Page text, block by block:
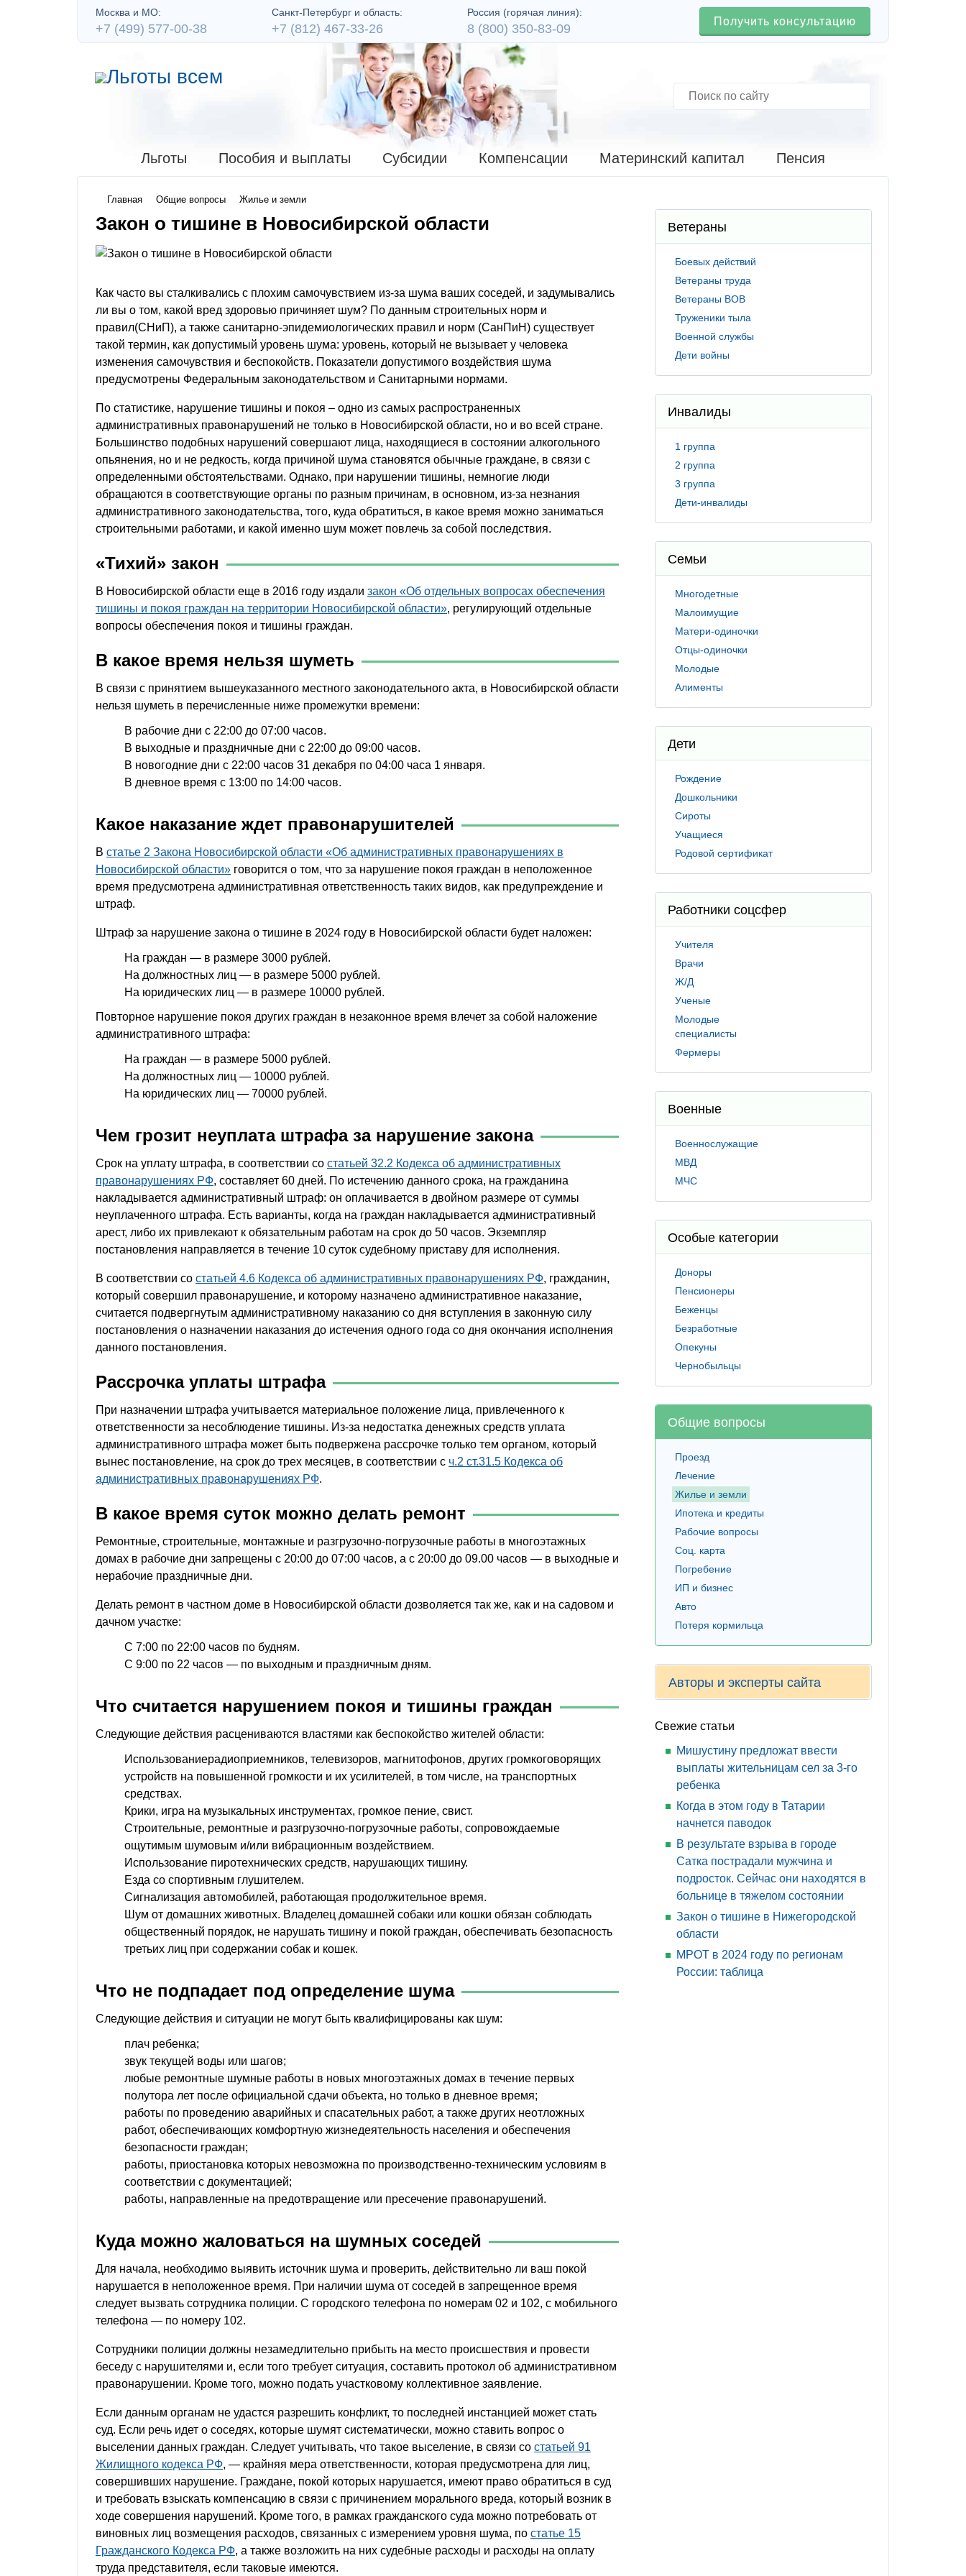
Льготы Пособия и выплаты Субсидии Компенсации Материнский капитал Пенсия
Главная Общие вопросы Жилье и земли
Закон о тишине в Новосибирской области
Как часто вы сталкивались с плохим самочувствием из-за шума ваших соседей, и задумывались
ли вы о том, какой вред здоровью причиняет шум? По данным строительных норм и
правил(СНиП), а также санитарно-эпидемиологических правил и норм (СанПиН) существует
такой термин, как допустимый уровень шума: уровень, который не вызывает у человека
изменения самочувствия и беспокойств. Показатели допустимого воздействия шума
предусмотрены Федеральным законодательством и Санитарными нормами.
По статистике, нарушение тишины и покоя – одно из самых распространенных
административных правонарушений не только в Новосибирской области, но и во всей стране.
Большинство подобных нарушений совершают лица, находящиеся в состоянии алкогольного
опьянения, но и не редкость, когда причиной шума становятся обычные граждане, в связи с
определенными обстоятельствами. Однако, при нарушении тишины, немногие люди
обращаются в соответствующие органы по разным причинам, в основном, из-за незнания
административного законодательства, того, куда обратиться, в какое время можно заниматься
строительными работами, и какой именно шум может повлечь за собой последствия.
«Тихий» закон
В Новосибирской области еще в 2016 году издали закон «Об отдельных вопросах обеспечения
тишины и покоя граждан на территории Новосибирской области», регулирующий отдельные
вопросы обеспечения покоя и тишины граждан.
В какое время нельзя шуметь
В связи с принятием вышеуказанного местного законодательного акта, в Новосибирской области
нельзя шуметь в перечисленные ниже промежутки времени:
В рабочие дни с 22:00 до 07:00 часов.
В выходные и праздничные дни с 22:00 до 09:00 часов.
В новогодние дни с 22:00 часов 31 декабря по 04:00 часа 1 января.
В дневное время с 13:00 по 14:00 часов.
Какое наказание ждет правонарушителей
В статье 2 Закона Новосибирской области «Об административных правонарушениях в
Новосибирской области» говорится о том, что за нарушение покоя граждан в неположенное
время предусмотрена административная ответственность таких видов, как предупреждение и
штраф.
Штраф за нарушение закона о тишине в 2024 году в Новосибирской области будет наложен:
На граждан — в размере 3000 рублей.
На должностных лиц — в размере 5000 рублей.
На юридических лиц — в размере 10000 рублей.
Повторное нарушение покоя других граждан в незаконное время влечет за собой наложение
административного штрафа:
На граждан — в размере 5000 рублей.
На должностных лиц — 10000 рублей.
На юридических лиц — 70000 рублей.
Чем грозит неуплата штрафа за нарушение закона
Срок на уплату штрафа, в соответствии со статьей 32.2 Кодекса об административных
правонарушениях РФ, составляет 60 дней. По истечению данного срока, на гражданина
накладывается административный штраф: он оплачивается в двойном размере от суммы
неуплаченного штрафа. Есть варианты, когда на граждан накладывается административный
арест, либо их привлекают к обязательным работам на срок до 50 часов. Экземпляр
постановления направляется в течение 10 суток судебному приставу для исполнения.
В соответствии со статьей 4.6 Кодекса об административных правонарушениях РФ, гражданин,
который совершил правонарушение, и которому назначено административное наказание,
считается подвергнутым административному наказанию со дня вступления в законную силу
постановления о назначении наказания до истечения одного года со дня окончания исполнения
данного постановления.
Рассрочка уплаты штрафа
При назначении штрафа учитывается материальное положение лица, привлеченного к
ответственности за несоблюдение тишины. Из-за недостатка денежных средств уплата
административного штрафа может быть подвержена рассрочке только тем органом, который
вынес постановление, на срок до трех месяцев, в соответствии с ч.2 ст.31.5 Кодекса об
административных правонарушениях РФ.
В какое время суток можно делать ремонт
Ремонтные, строительные, монтажные и разгрузочно-погрузочные работы в многоэтажных
домах в рабочие дни запрещены с 20:00 до 07:00 часов, а с 20:00 до 09.00 часов — в выходные и
нерабочие праздничные дни.
Делать ремонт в частном доме в Новосибирской области дозволяется так же, как и на садовом и
дачном участке:
С 7:00 по 22:00 часов по будням.
С 9:00 по 22 часов — по выходным и праздничным дням.
Что считается нарушением покоя и тишины граждан
Следующие действия расцениваются властями как беспокойство жителей области:
Использованиерадиоприемников, телевизоров, магнитофонов, других громкоговорящих
устройств на повышенной громкости и их усилителей, в том числе, на транспортных
средствах.
Крики, игра на музыкальных инструментах, громкое пение, свист.
Строительные, ремонтные и разгрузочно-погрузочные работы, сопровождаемые
ощутимым шумовым и/или вибрационным воздействием.
Использование пиротехнических средств, нарушающих тишину.
Езда со спортивным глушителем.
Сигнализация автомобилей, работающая продолжительное время.
Шум от домашних животных. Владелец домашней собаки или кошки обязан соблюдать
общественный порядок, не нарушать тишину и покой граждан, обеспечивать безопасность
третьих лиц при содержании собак и кошек.
Что не подпадает под определение шума
Следующие действия и ситуации не могут быть квалифицированы как шум:
плач ребенка;
звук текущей воды или шагов;
любые ремонтные шумные работы в новых многоэтажных домах в течение первых
полутора лет после официальной сдачи объекта, но только в дневное время;
работы по проведению аварийных и спасательных работ, а также других неотложных
работ, обеспечивающих комфортную жизнедеятельность населения и обеспечения
безопасности граждан;
работы, приостановка которых невозможна по производственно-техническим условиям в
соответствии с документацией;
работы, направленные на предотвращение или пресечение правонарушений.
Куда можно жаловаться на шумных соседей
Для начала, необходимо выявить источник шума и проверить, действительно ли ваш покой
нарушается в неположенное время. При наличии шума от соседей в запрещенное время
следует вызвать сотрудника полиции. С городского телефона по номерам 02 и 102, с мобильного
телефона — по номеру 102.
Сотрудники полиции должны незамедлительно прибыть на место происшествия и провести
беседу с нарушителями и, если того требует ситуация, составить протокол об административном
правонарушении. Кроме того, можно подать участковому коллективное заявление.
Если данным органам не удастся разрешить конфликт, то последней инстанцией может стать
суд. Если речь идет о соседях, которые шумят систематически, можно ставить вопрос о
выселении данных граждан. Следует учитывать, что такое выселение, в связи со статьей 91
Жилищного кодекса РФ, — крайняя мера ответственности, которая предусмотрена для лиц,
совершивших нарушение. Граждане, покой которых нарушается, имеют право обратиться в суд
и требовать взыскать компенсацию в связи с причинением морального вреда, который возник в
ходе совершения нарушений. Кроме того, в рамках гражданского суда можно потребовать от
виновных лиц возмещения расходов, связанных с измерением уровня шума, по статье 15
Гражданского Кодекса РФ, а также возложить на них судебные расходы и расходы на оплату
труда представителя, если таковые имеются.
Ветераны
Боевых действий
Ветераны труда
Ветераны ВОВ
Труженики тыла
Военной службы
Дети войны
Инвалиды
1 группа
2 группа
3 группа
Дети-инвалиды
Семьи
Многодетные
Малоимущие
Матери-одиночки
Отцы-одиночки
Молодые
Алименты
Дети
Рождение
Дошкольники
Сироты
Учащиеся
Родовой сертификат
Работники соцсфер
Учителя
Врачи
Ж/Д
Ученые
Молодые
специалисты
Фермеры
Военные
Военнослужащие
МВД
МЧС
Особые категории
Доноры
Пенсионеры
Беженцы
Безработные
Опекуны
Чернобыльцы
Общие вопросы
Проезд
Лечение
Жилье и земли
Ипотека и кредиты
Рабочие вопросы
Соц. карта
Погребение
ИП и бизнес
Авто
Потеря кормильца
Авторы и эксперты сайта
Свежие статьи
Мишустину предложат ввести
выплаты жительницам сел за 3-го
ребенка
Когда в этом году в Татарии
начнется паводок
В результате взрыва в городе
Сатка пострадали мужчина и
подросток. Сейчас они находятся в
больнице в тяжелом состоянии
Закон о тишине в Нижегородской
области
МРОТ в 2024 году по регионам
России: таблица
Москва и МО:
+7 (499) 577-00-38
Санкт-Петербург и область:
+7 (812) 467-33-26
Россия (горячая линия):
8 (800) 350-83-09
Получить консультацию